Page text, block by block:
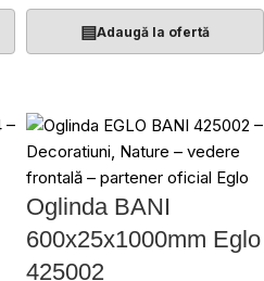
▤Adaugă la ofertă
Oglinda BANI
600x25x1000mm Eglo
425002